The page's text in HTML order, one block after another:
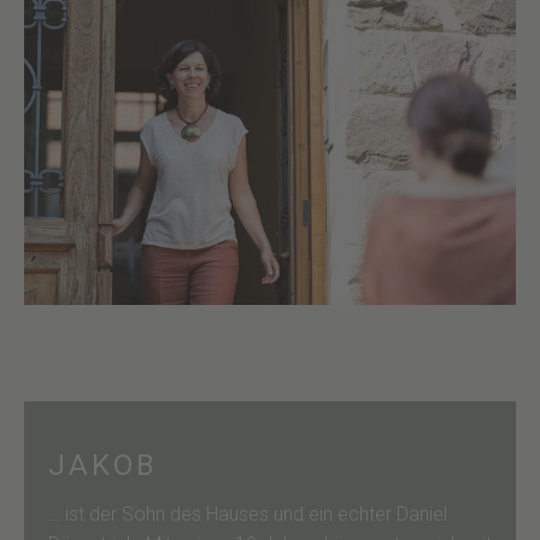
JAKOB
… ist der Sohn des Hauses und ein echter Daniel